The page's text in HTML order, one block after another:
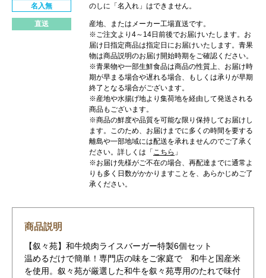
名入無 のしに「名入れ」はできません。
直送
産地、またはメーカー工場直送です。
※ご注文より4～14日前後でお届けいたします。お
届け日指定商品は指定日にお届けいたします。青果
物は商品説明のお届け開始時期をご確認ください。
※青果物や一部生鮮食品は商品の性質上、お届け時
期が早まる場合や遅れる場合、もしくは承りが早期
終了となる場合がございます。
※産地や水揚げ地より集荷地を経由して発送される
商品もございます。
※商品の鮮度や品質を可能な限り保持してお届けし
ます。このため、お届けまでに多くの時間を要する
離島や一部地域には配送を承れませんのでご了承く
ださい。詳しくは「 こちら 」
※お届け先様がご不在の場合、再配達までに通常よ
りも多く日数がかかりますことを、あらかじめご了
承ください。
商品説明
【叙々苑】和牛焼肉ライスバーガー特製6個セット
温めるだけで簡単！専門店の味をご家庭で 和牛と国産米
を使用。叙々苑が厳選した和牛を叙々苑専用のたれで味付